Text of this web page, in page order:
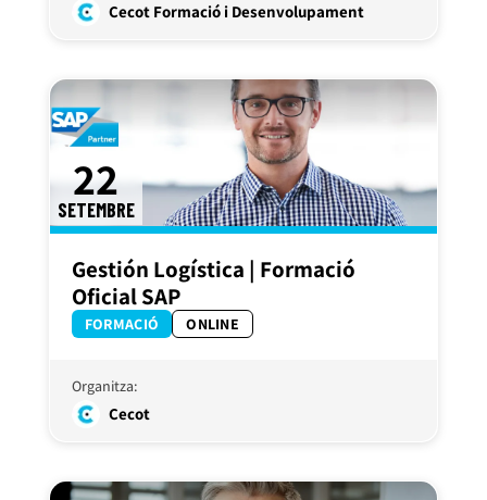
Cecot Formació i Desenvolupament
22
SETEMBRE
Gestión Logística | Formació
Oficial SAP
FORMACIÓ ONLINE
Organitza:
Cecot